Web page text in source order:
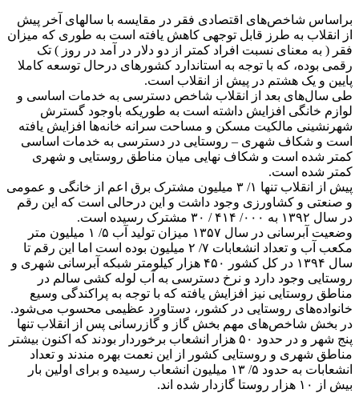
براساس شاخص‌های اقتصادی فقر در مقایسه با سالهای آخر پیش
از انقلاب به طرز قابل توجهی کاهش یافته است به طوری که میزان
فقر ( به معنای نسبت افراد کمتر از دو دلار در آمد در روز ) تک
رقمی بوده، که با توجه به استاندارد کشورهای درحال توسعه کاملا
پایین و یک هشتم در پیش از انقلاب است.
طی سال‌های بعد از انقلاب شاخص دسترسی به خدمات اساسی و
لوازم خانگی افزایش داشته است به طوریکه باوجود گسترش
شهرنشینی مالکیت مسکن و مساحت سرانه خانه‌ها افزایش یافته
است و شکاف شهری – روستایی در دسترسی به خدمات اساسی
کمتر شده است و شکاف نهایی میان مناطق روستایی و شهری
کمتر شده است.
پیش از انقلاب تنها ۱/ ۳ میلیون مشترک برق اعم از خانگی و عمومی
و صنعتی و کشاورزی وجود داشت و این درحالی است که این رقم
در سال ۱۳۹۲ به ۰۰۰/ ۴۱۴ / ۳۰ مشترک رسیده است.
وضعیت آبرسانی در سال ۱۳۵۷ میزان تولید آب ۵/ ۱ میلیون متر
مکعب آب و تعداد انشعابات ۷/ ۲ میلیون بوده است اما این رقم تا
سال ۱۳۹۴ در کل کشور ۴۵۰ هزار کیلومتر شبکه آبرسانی شهری و
روستایی وجود دارد و نرخ دسترسی به آب لوله کشی سالم در
مناطق روستایی نیز افزایش یافته که با توجه به پراکندگی وسیع
خانواده‌های روستایی در کشور، دستاورد عظیمی محسوب می‌شود.
در بخش شاخص‌های مهم بخش گاز و گازرسانی پس از انقلاب تنها
پنج شهر و در حدود ۵۰ هزار انشعاب برخوردار بودند که اکنون بیشتر
مناطق شهری و روستایی کشور از این نعمت بهره مندند و تعداد
انشعابات به حدود ۵/ ۱۳ میلیون انشعاب رسیده و برای اولین بار
بیش از ۱۰ هزار روستا گازدار شده اند.